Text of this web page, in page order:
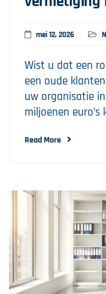
mei 12, 2026
Wist u dat een
een oude
uw organisatie
miljoenen euro’s
Read More